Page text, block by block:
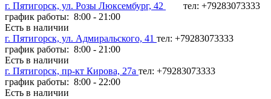
г. Пятигорск, ул. Розы Люксембург, 42
тел: +79283073333
график работы: 8:00 - 21:00
Есть в наличии
г. Пятигорск, ул. Адмиральского, 41 тел: +79283073333
график работы: 8:00 - 21:00
Есть в наличии
г. Пятигорск, пр-кт Кирова, 27а тел: +79283073333
график работы: 8:00 - 22:00
Есть в наличии